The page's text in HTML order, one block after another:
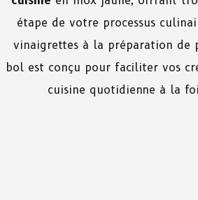
étape de votre processus
vinaigrettes à la préparation de
bol est conçu pour faciliter vos
cuisine quotidienne à la